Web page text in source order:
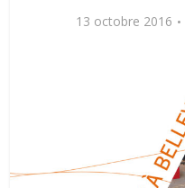
13 octobre 2016